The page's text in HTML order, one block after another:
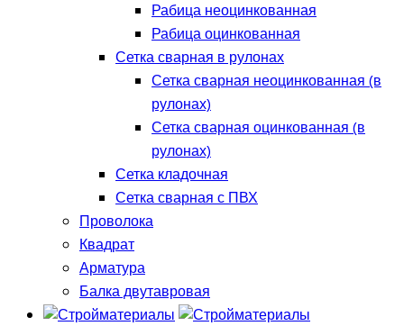
Рабица неоцинкованная
Рабица оцинкованная
Сетка сварная в рулонах
Сетка сварная неоцинкованная (в
рулонах)
Сетка сварная оцинкованная (в
рулонах)
Сетка кладочная
Сетка сварная с ПВХ
Проволока
Квадрат
Арматура
Балка двутавровая